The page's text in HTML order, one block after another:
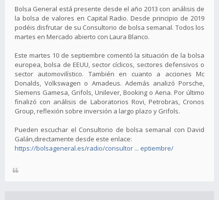
Bolsa General está presente desde el año 2013 con análisis de
la bolsa de valores en Capital Radio. Desde principio de 2019
podéis disfrutar de su Consultorio de bolsa semanal. Todos los
martes en Mercado abierto con Laura Blanco.
Este martes 10 de septiembre comentó la situación de la bolsa
europea, bolsa de EEUU, sector cíclicos, sectores defensivos o
sector automovilístico. También en cuanto a acciones Mc
Donalds, Volkswagen o Amadeus. Además analizó Porsche,
Siemens Gamesa, Grifols, Unilever, Booking o Aena. Por último
finalizó con análisis de Laboratorios Rovi, Petrobras, Cronos
Group, reflexión sobre inversión a largo plazo y Grifols.
Pueden escuchar el Consultorio de bolsa semanal con David
Galán,directamente desde este enlace:
https://bolsageneral.es/radio/consultor ... eptiembre/